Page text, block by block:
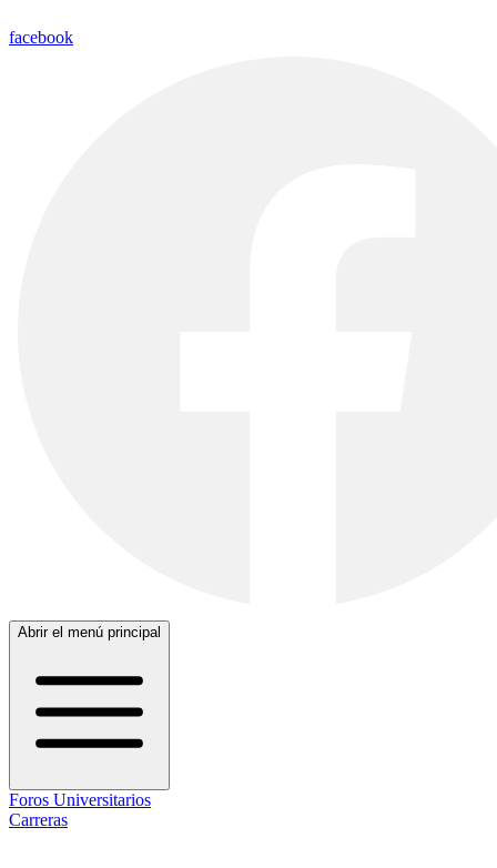
facebook
Abrir el menú principal
Foros Universitarios
Carreras